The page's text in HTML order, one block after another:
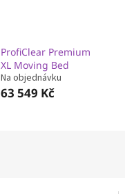
ProfiClear Premium
XL Moving Bed
Na objednávku
63 549 Kč